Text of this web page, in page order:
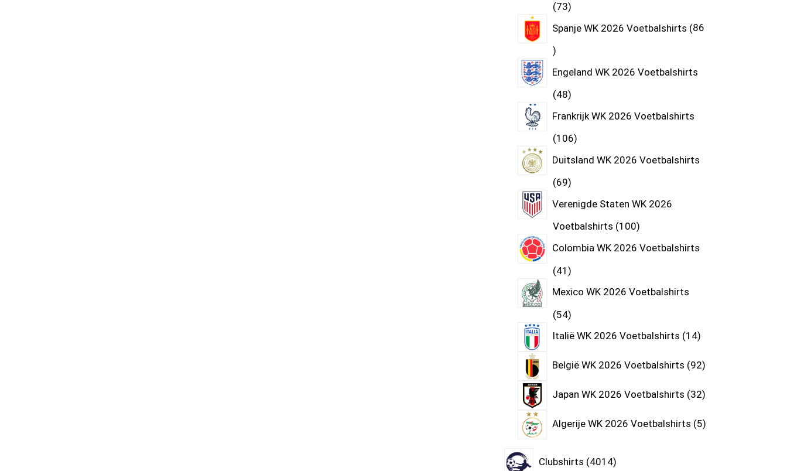
73
Spanje WK 2026 Voetbalshirts 86
Engeland WK 2026 Voetbalshirts
48
Frankrijk WK 2026 Voetbalshirts
106
Duitsland WK 2026 Voetbalshirts
69
Verenigde Staten WK 2026
Voetbalshirts 100
Colombia WK 2026 Voetbalshirts
41
Mexico WK 2026 Voetbalshirts
54
Italië WK 2026 Voetbalshirts 14
België WK 2026 Voetbalshirts 92
Japan WK 2026 Voetbalshirts 32
Algerije WK 2026 Voetbalshirts 5
Clubshirts 4014